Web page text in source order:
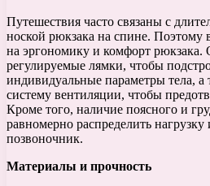
Путешествия часто связаны с
ноской рюкзака на спине. Поэтому
на эргономику и комфорт
регулируемые лямки, чтобы
индивидуальные параметры тела,
систему вентиляции, чтобы
Кроме того, наличие поясного и
равномерно распределить нагрузку
позвоночник.
Материалы и прочность